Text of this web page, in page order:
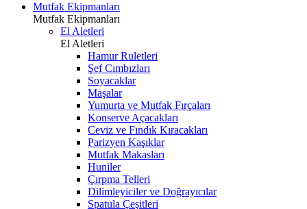
Mutfak Ekipmanları
Mutfak Ekipmanları
El Aletleri
El Aletleri
Hamur Ruletleri
Şef Cımbızları
Soyacaklar
Maşalar
Yumurta ve Mutfak Fırçaları
Konserve Açacakları
Ceviz ve Fındık Kıracakları
Parizyen Kaşıklar
Mutfak Makasları
Huniler
Çırpma Telleri
Dilimleyiciler ve Doğrayıcılar
Spatula Çeşitleri